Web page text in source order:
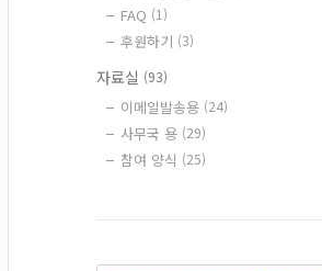
FAQ (1)
후원하기 (3)
자료실 (93)
이메일발송용 (24)
사무국 용 (29)
참여 양식 (25)